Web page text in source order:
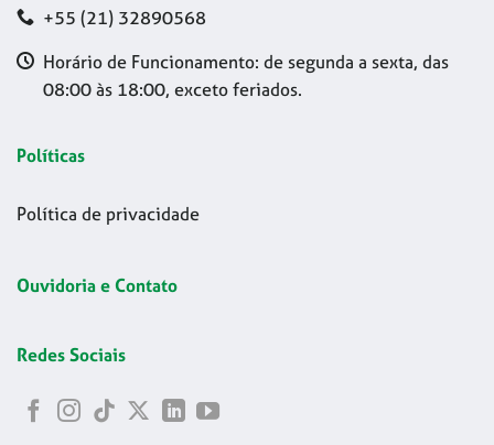
+55 (21) 32890568
Horário de Funcionamento: de segunda a sexta, das
08:00 às 18:00, exceto feriados.
Políticas
Política de privacidade
Ouvidoria e Contato
Redes Sociais